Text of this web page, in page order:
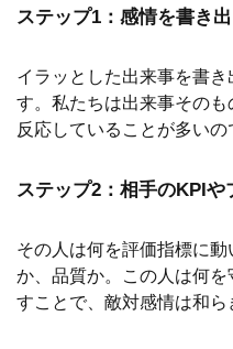
ステップ1：感情を書き
イラッとした出来事を書
す。私たちは出来事その
反応していることが多いの
ステップ2：相手のKPI
その人は何を評価指標に
か、品質か。この人は何
すことで、敵対感情は和ら